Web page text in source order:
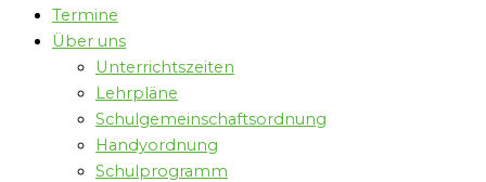
Termine
Über uns
Unterrichtszeiten
Lehrpläne
Schulgemeinschaftsordnung
Handyordnung
Schulprogramm